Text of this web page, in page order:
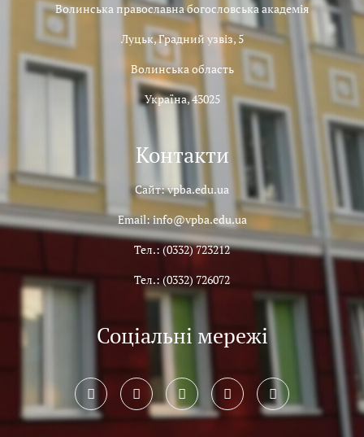
Волинська православна богословська академія
Луцьк, Градний узвіз, 5
Волинська область
Україна, 43025
Контакти
Сайт: vpba.edu.ua
Email: info@vpba.edu.ua
Тел.: (0332) 723212
Тел.: (0332) 726072
Соціальні мережі